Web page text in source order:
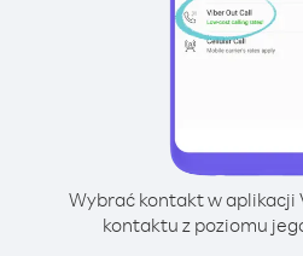
Wybrać kontakt w aplikacji
kontaktu z poziomu